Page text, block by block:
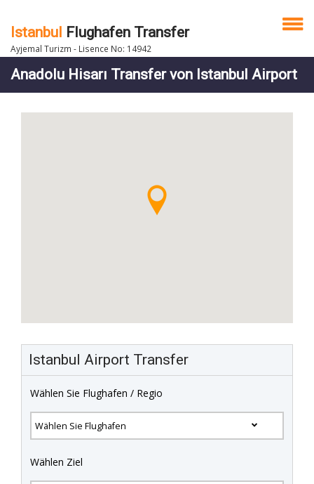
Istanbul Flughafen Transfer
Ayjemal Turizm - Lisence No: 14942
Anadolu Hisarı Transfer von Istanbul Airport
Istanbul Airport Transfer
Wählen Sie Flughafen / Regio
Wählen Ziel